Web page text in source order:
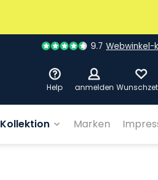
9.7 Webwinkel-
Help anmelden
Marken